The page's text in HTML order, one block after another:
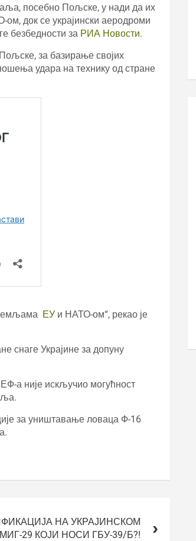
посебно Пољске, у нади да их
док се украјински аеродроми
безбедности за РИА Новости.
за базирање својих
удара на технику од стране
ЕУ и НАТО-ом“, рекао је
снаге Украјине за допуну
а није искључио могућност
за уништавање ловаца Ф-16
НА УКРАЈИНСКОМ
МИГ-29 КОЈИ НОСИ ГБУ-39/Б?!